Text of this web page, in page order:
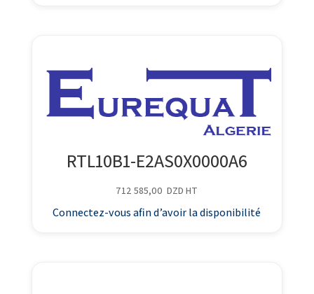
RTL10B1-E2AS0X0000A6
712 585,00 DZD HT
Connectez-vous afin d’avoir la disponibilité